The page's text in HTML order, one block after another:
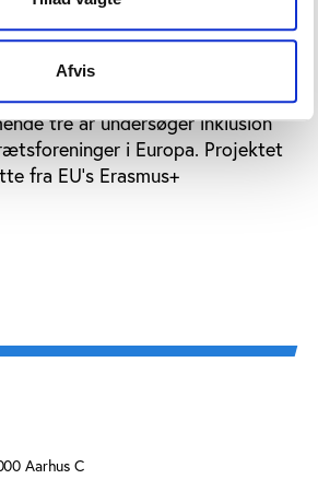
Afvis
Nygaard i CISC’s
i et større forskningsprojekt,
tre år undersøger inklusion
i Europa. Projektet
fra EU’s Erasmus+
Aarhus C